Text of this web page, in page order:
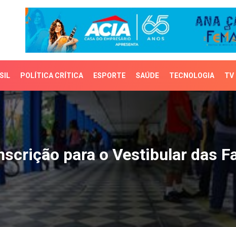
POLÍTICA CRÍTICA ESPORTE SAÚDE TECNOLOGIA TV
para o Vestibular
para o Vestibular das